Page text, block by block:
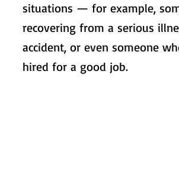
situations — for example,
recovering from a serious
accident, or even someone
hired for a good job.